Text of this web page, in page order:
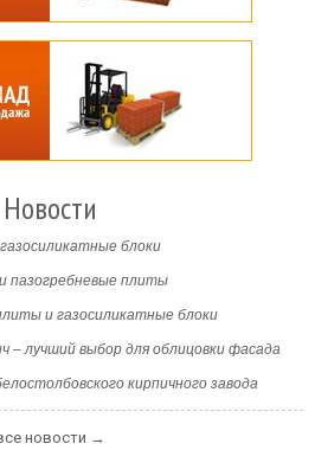
Новости
блоки
пазогребневые плиты
и газосиликатные блоки
– лучший выбор для облицовки фасада
кирпичного завода
новости →